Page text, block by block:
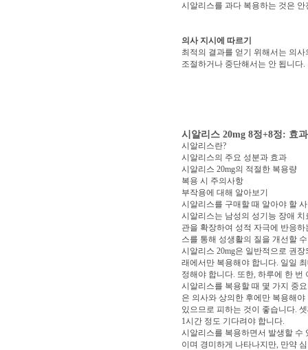
시알리스를 과다 복용하는 것은
의사 지시에 따르기
최적의 결과를 얻기 위해서는 의
조절하거나 중단해서는 안 됩니다.
시알리스 20mg 8정+8정: 효
시알리스란?
시알리스의 주요 성분과 효과
시알리스 20mg의 적절한 복용량
복용 시 주의사항
부작용에 대해 알아보기
시알리스를 구매할 때 알아야 할
시알리스는 남성의 성기능 장애
관을 확장하여 성적 자극에 반응
스를 통해 성생활의 질을 개선할
시알리스 20mg은 일반적으로 권
래에서만 복용해야 합니다. 일일
정해야 합니다. 또한, 하루에 한 번
시알리스를 복용할 때 몇 가지 중
은 의사와 상의한 후에만 복용해
있으므로 피하는 것이 좋습니다.
1시간 정도 기다려야 합니다.
시알리스를 복용하면서 발생할 수
이며 경미하게 나타나지만, 만약